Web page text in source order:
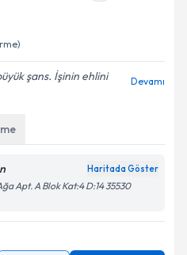
şans. İşinin ehlini
Devamı
Haritada Göster
Apt. A Blok Kat:4 D:14 35530